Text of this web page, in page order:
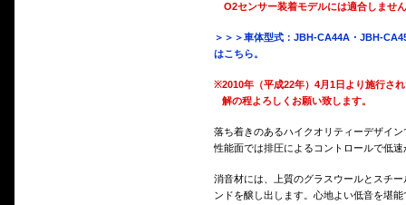
O2センサー装着モデルには適合しませ
＞＞＞車体型式：JBH-CA44A・JBH-
はこちら。
※2010年（平成22年）4月1日より施行さ
解の程よろしくお願い致します。
落ち着きのあるハイクオリティーデザイ
性能面では排圧によるコントロールで低
消音材には、上質のグラスウールとスチ
ンドを醸し出します。心地よい低音を堪能